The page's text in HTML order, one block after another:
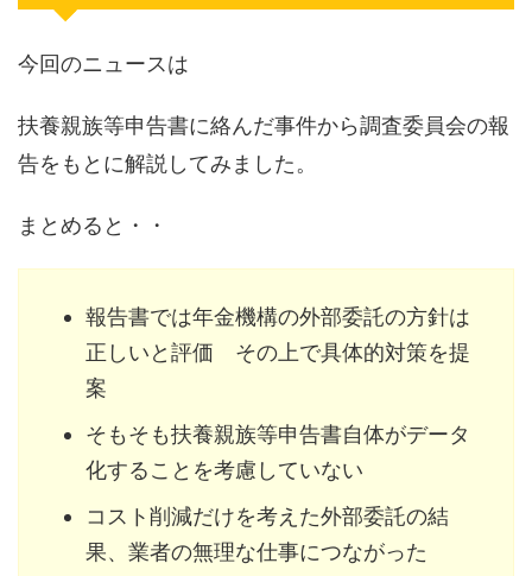
今回のニュースは
扶養親族等申告書に絡んだ事件から調査委員会の報
告をもとに解説してみました。
まとめると・・
報告書では年金機構の外部委託の方針は
正しいと評価 その上で具体的対策を提
案
そもそも扶養親族等申告書自体がデータ
化することを考慮していない
コスト削減だけを考えた外部委託の結
果、業者の無理な仕事につながった